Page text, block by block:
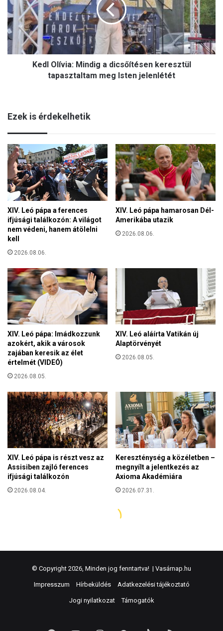
© Copyright 2026, Minden jog fenntartva! | Vasárnap.hu
Impresszum Hírbeküldés Adatkezelési tájékoztató
Jogi nyilatkozat Támogatók